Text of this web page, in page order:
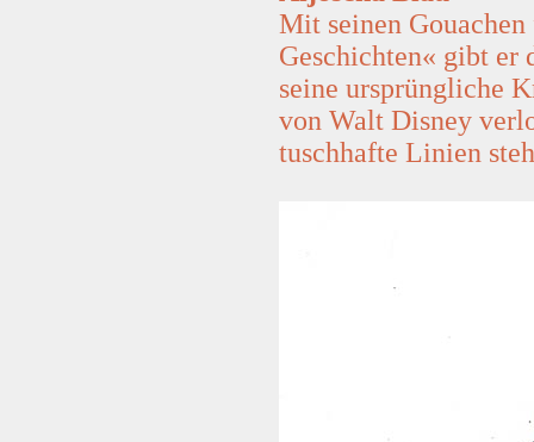
Mit seinen
Geschichten« gibt
seine ursprüngliche
von Walt Disney
tuschhafte Linien